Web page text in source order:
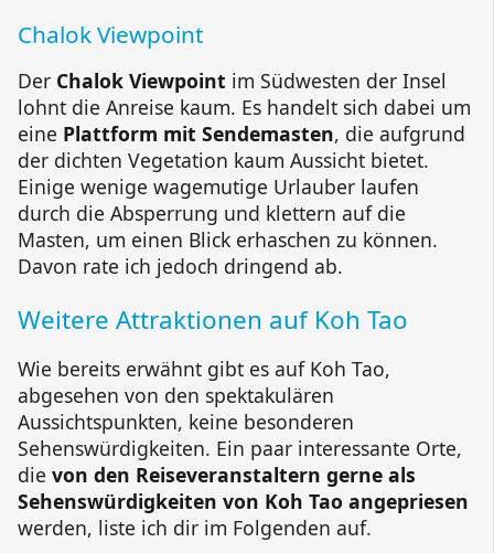
Chalok Viewpoint
Der Chalok Viewpoint im Südwesten der Insel
lohnt die Anreise kaum. Es handelt sich dabei um
eine Plattform mit Sendemasten, die aufgrund
der dichten Vegetation kaum Aussicht bietet.
Einige wenige wagemutige Urlauber laufen
durch die Absperrung und klettern auf die
Masten, um einen Blick erhaschen zu können.
Davon rate ich jedoch dringend ab.
Weitere Attraktionen auf Koh Tao
Wie bereits erwähnt gibt es auf Koh Tao,
abgesehen von den spektakulären
Aussichtspunkten, keine besonderen
Sehenswürdigkeiten. Ein paar interessante Orte,
die von den Reiseveranstaltern gerne als
Sehenswürdigkeiten von Koh Tao angepriesen
werden, liste ich dir im Folgenden auf.